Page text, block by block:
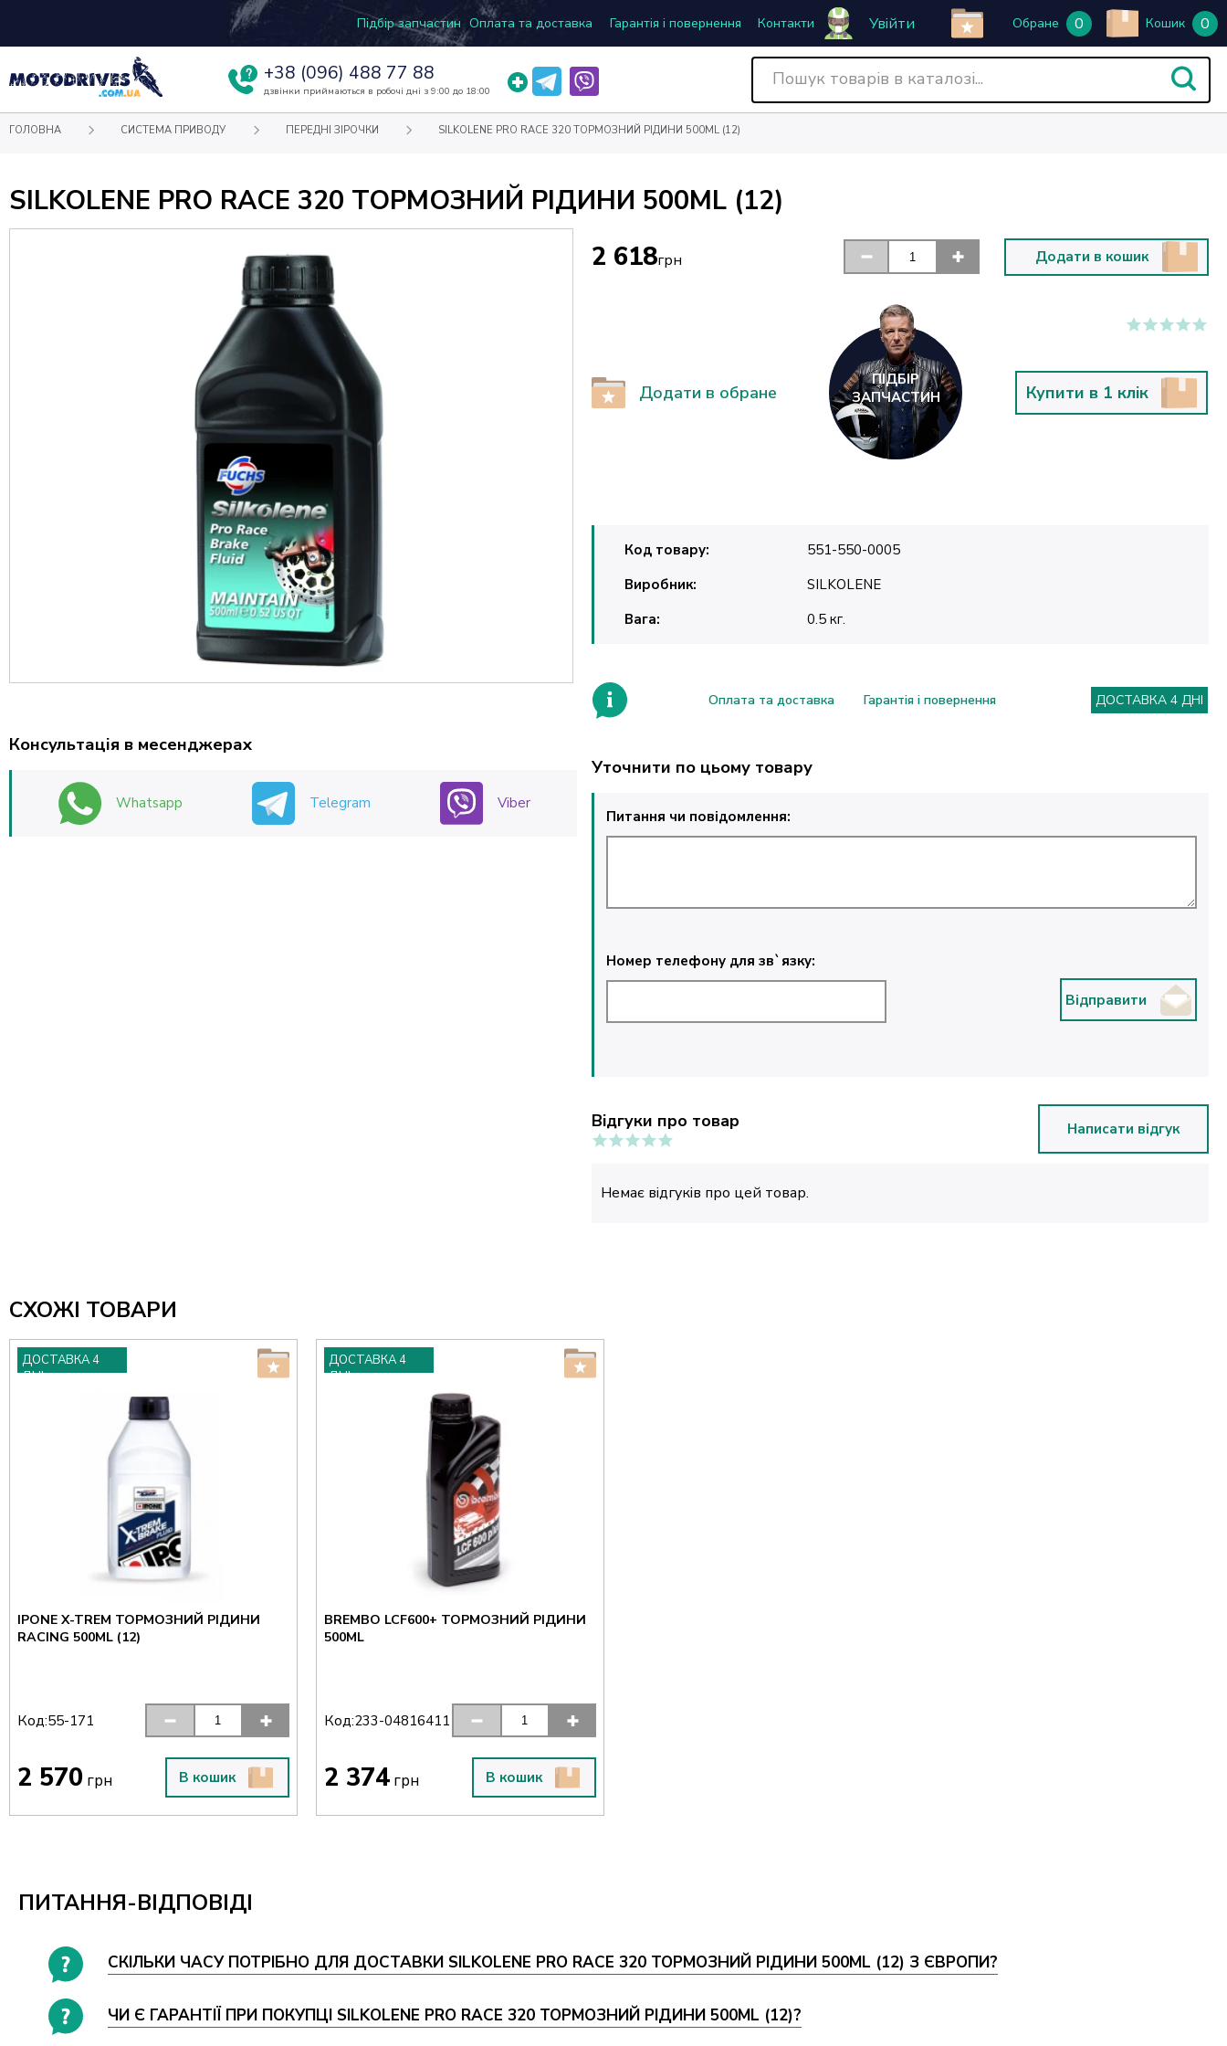
Підбір запчастин Оплата та доставка Гарантія і повернення Контакти Увійти Обране 0 Кошик 0
+38 (096) 488 77 88
дзвінки приймаються в робочі дні з 9:00 до 18:00
ГОЛОВНА СИСТЕМА ПРИВОДУ ПЕРЕДНІ ЗІРОЧКИ SILKOLENE PRO RACE 320 ТОРМОЗНИЙ РІДИНИ 500ML (12)
SILKOLENE PRO RACE 320 ТОРМОЗНИЙ РІДИНИ 500ML (12)
Консультація в месенджерах
Whatsapp Telegram Viber
2 618грн Додати в кошик
Додати в обране
ПІДБІР
ЗАПЧАСТИН
Купити в 1 клік
Код товару:
551-550-0005
Виробник:
SILKOLENE
Вага:
0.5 кг.
Оплата та доставка Гарантія і повернення ДОСТАВКА 4 ДНІ
Уточнити по цьому товару
Питання чи повідомлення:
Номер телефону для зв`язку:
Відправити
Відгуки про товар Написати відгук
Немає відгуків про цей товар.
СХОЖІ ТОВАРИ
ДОСТАВКА 4
ДНІ
IPONE X-TREM ТОРМОЗНИЙ РІДИНИ
RACING 500ML (12)
Код:55-171
2 570 грн В кошик
ДОСТАВКА 4
ДНІ
BREMBO LCF600+ ТОРМОЗНИЙ РІДИНИ
500ML
Код:233-04816411
2 374 грн В кошик
ПИТАННЯ-ВІДПОВІДІ
СКІЛЬКИ ЧАСУ ПОТРІБНО ДЛЯ ДОСТАВКИ SILKOLENE PRO RACE 320 ТОРМОЗНИЙ РІДИНИ 500ML (12) З ЄВРОПИ?
ЧИ Є ГАРАНТІЇ ПРИ ПОКУПЦІ SILKOLENE PRO RACE 320 ТОРМОЗНИЙ РІДИНИ 500ML (12)?